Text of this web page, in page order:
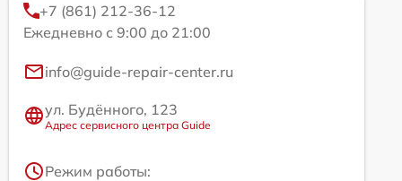
+7 (861) 212-36-12
Ежедневно с 9:00 до 21:00
info@guide-repair-center.ru
ул. Будённого, 123
Адрес сервисного центра Guide
Режим работы: